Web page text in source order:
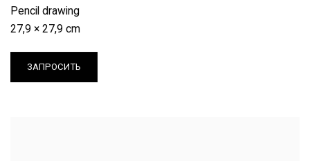
Pencil drawing
27,9 × 27,9 cm
ЗАПРОСИТЬ